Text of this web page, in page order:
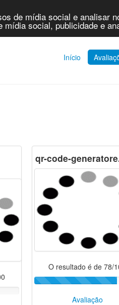
de mídia social e analisar
social, publicidade e
Início
qr-code-
O resultado é de 78/
Avaliação